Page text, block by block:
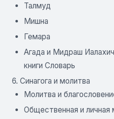
Талмуд
Мишна
Гемара
Агада и Мидраш
книги Словарь
6. Синагога и молитва
Молитва и
Общественная и личная